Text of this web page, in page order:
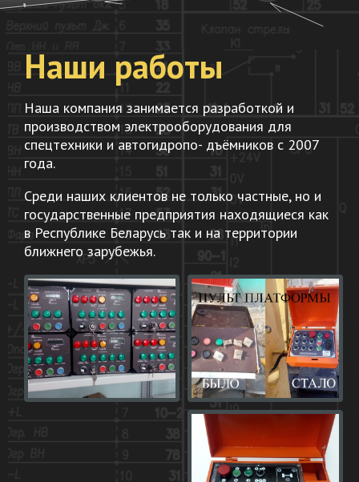
Наши работы
Наша компания занимается разработкой и
производством электрооборудования для
спецтехники и автогидропо- дъёмников с 2007
года.
Среди наших клиентов не только частные, но и
государственные предприятия находящиеся как
в Республике Беларусь так и на территории
ближнего зарубежья.